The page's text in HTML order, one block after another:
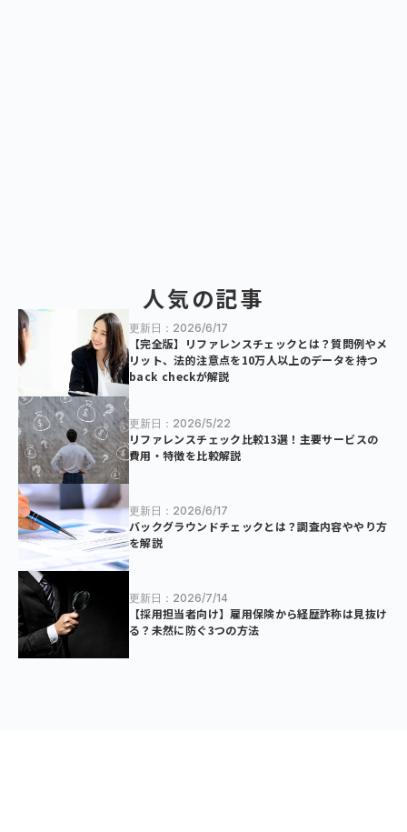
人気の記事
更新日：2026/6/17
【完全版】リファレンスチェックとは？質問例やメ
リット、法的注意点を10万人以上のデータを持つ
back checkが解説
更新日：2026/5/22
リファレンスチェック比較13選！主要サービスの
費用・特徴を比較解説
更新日：2026/6/17
バックグラウンドチェックとは？調査内容ややり方
を解説
更新日：2026/7/14
【採用担当者向け】雇用保険から経歴詐称は見抜け
る？未然に防ぐ3つの方法